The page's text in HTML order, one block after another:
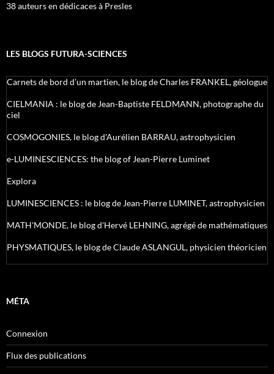
38 auteurs en dédicaces à Presles
LES BLOGS FUTURA-SCIENCES
Carnets de bord d’un martien, le blog de Charles FRANKEL, géologue
CIELMANIA : le blog de Jean-Baptiste FELDMANN, photographe du
ciel
COSMOGONIES, le blog d'Aurélien BARRAU, astrophysicien
e-LUMINESCIENCES: the blog of Jean-Pierre Luminet
Explora
LUMINESCIENCES : le blog de Jean-Pierre LUMINET, astrophysicien
MATH'MONDE, le blog d'Hervé LEHNING, agrégé de mathématiques
PHYSMATIQUES, le blog de Claude ASLANGUL, physicien théoricien
MÉTA
Connexion
Flux des publications